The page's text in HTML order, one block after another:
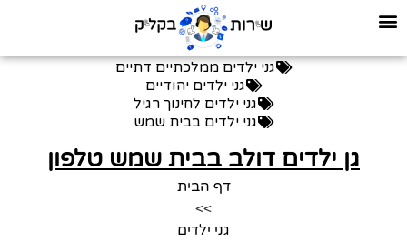
גני ילדים ממלכתיים דתיים
גני ילדים יהודיים
גני ילדים לחינוך רגיל
גני ילדים בבית שמש
גן ילדים דולב בבית שמש טלפון
דף הבית
>>
גני ילדים